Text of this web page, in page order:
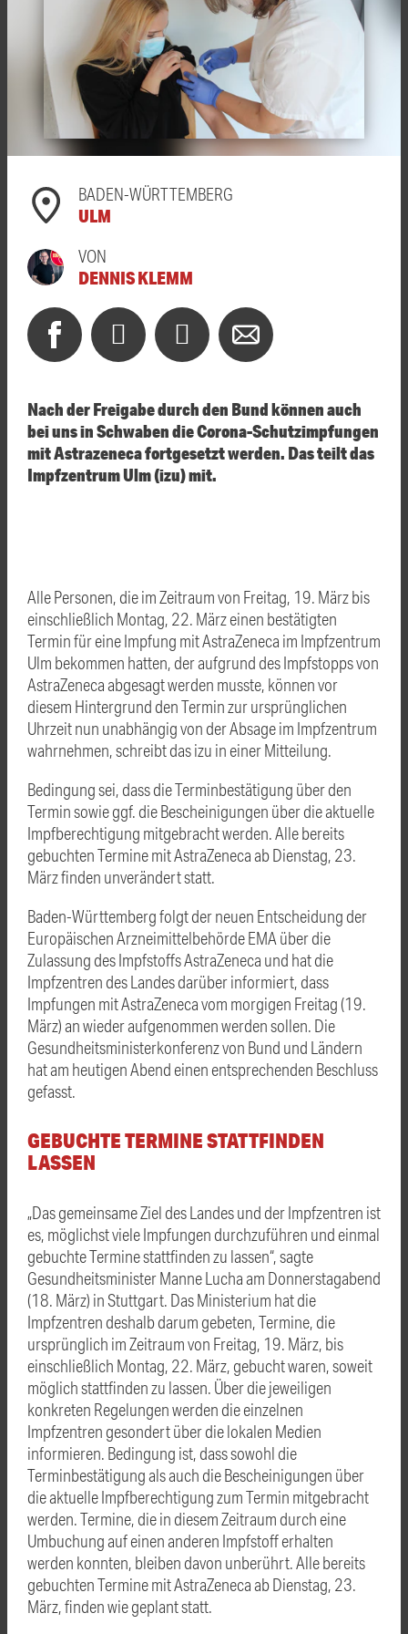
BADEN-WÜRTTEMBERG
ULM
VON
DENNIS KLEMM
Nach der Freigabe durch den Bund können auch
bei uns in Schwaben die Corona-Schutzimpfungen
mitAstrazenecafortgesetzt werden. Das teilt das
Impfzentrum Ulm (izu) mit.
Alle Personen, die im Zeitraum von Freitag, 19. März bis
einschließlich Montag, 22. März einen bestätigten
Termin für eine Impfung mit AstraZeneca im Impfzentrum
Ulm bekommen hatten, der aufgrund des Impfstopps von
AstraZeneca abgesagt werden musste, können vor
diesem Hintergrund den Termin zur ursprünglichen
Uhrzeit nun unabhängig von der Absage im Impfzentrum
wahrnehmen, schreibt das izu in einer Mitteilung.
Bedingung sei, dass die Terminbestätigung über den
Termin sowie ggf. die Bescheinigungen über die aktuelle
Impfberechtigung mitgebracht werden. Alle bereits
gebuchten Termine mit AstraZeneca ab Dienstag, 23.
März finden unverändert statt.
Baden-Württemberg folgt der neuen Entscheidung der
Europäischen Arzneimittelbehörde EMA über die
Zulassung des Impfstoffs AstraZeneca und hat die
Impfzentren des Landes darüber informiert, dass
Impfungen mit AstraZeneca vom morgigen Freitag (19.
März) an wieder aufgenommen werden sollen. Die
Gesundheitsministerkonferenz von Bund und Ländern
hat am heutigen Abend einen entsprechenden Beschluss
gefasst.
GEBUCHTE TERMINE STATTFINDEN
LASSEN
„Das gemeinsame Ziel des Landes und der Impfzentren ist
es, möglichst viele Impfungen durchzuführen und einmal
gebuchte Termine stattfinden zu lassen“, sagte
Gesundheitsminister Manne Lucha am Donnerstagabend
(18. März) in Stuttgart. Das Ministerium hat die
Impfzentren deshalb darum gebeten, Termine, die
ursprünglich im Zeitraum von Freitag, 19. März, bis
einschließlich Montag, 22. März, gebucht waren, soweit
möglich stattfinden zu lassen. Über die jeweiligen
konkreten Regelungen werden die einzelnen
Impfzentren gesondert über die lokalen Medien
informieren. Bedingung ist, dass sowohl die
Terminbestätigung als auch die Bescheinigungen über
die aktuelle Impfberechtigung zum Termin mitgebracht
werden. Termine, die in diesem Zeitraum durch eine
Umbuchung auf einen anderen Impfstoff erhalten
werden konnten, bleiben davon unberührt. Alle bereits
gebuchten Termine mit AstraZeneca ab Dienstag, 23.
März, finden wie geplant statt.